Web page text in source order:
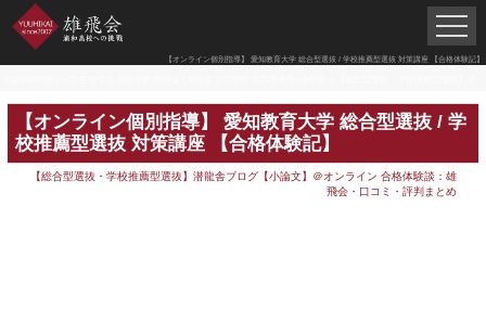
【オンライン個別指導】 愛知教育大学 総合型選抜 / 学校推薦型選抜 対策講座 【合格体験記】
【オンライン個別指導】 愛知教育大学 総合型選抜 / 学
校推薦型選抜 対策講座 【合格体験記】
【総合型選抜・学校推薦型選抜】潜龍舎ブログ【小論文】＠オンライン 合格体験談：雄
飛会・口コミ・評判まとめ